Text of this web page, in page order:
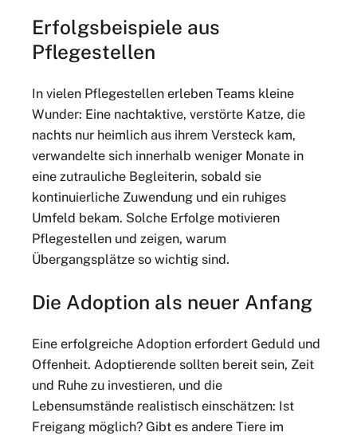
Erfolgsbeispiele aus
Pflegestellen
In vielen Pflegestellen erleben Teams kleine
Wunder: Eine nachtaktive, verstörte Katze, die
nachts nur heimlich aus ihrem Versteck kam,
verwandelte sich innerhalb weniger Monate in
eine zutrauliche Begleiterin, sobald sie
kontinuierliche Zuwendung und ein ruhiges
Umfeld bekam. Solche Erfolge motivieren
Pflegestellen und zeigen, warum
Übergangsplätze so wichtig sind.
Die Adoption als neuer Anfang
Eine erfolgreiche Adoption erfordert Geduld und
Offenheit. Adoptierende sollten bereit sein, Zeit
und Ruhe zu investieren, und die
Lebensumstände realistisch einschätzen: Ist
Freigang möglich? Gibt es andere Tiere im